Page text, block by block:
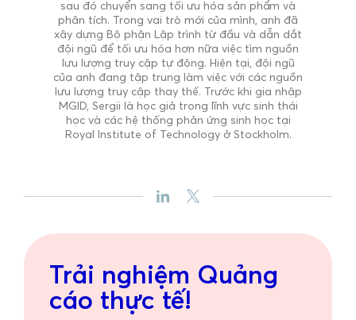
sau đó chuyển sang tối ưu hóa sản phẩm và
phân tích. Trong vai trò mới của mình, anh đã
xây dựng Bộ phận Lập trình từ đầu và dẫn dắt
đội ngũ để tối ưu hóa hơn nữa việc tìm nguồn
lưu lượng truy cập tự động. Hiện tại, đội ngũ
của anh đang tập trung làm việc với các nguồn
lưu lượng truy cập thay thế. Trước khi gia nhập
MGID, Sergii là học giả trong lĩnh vực sinh thái
học và các hệ thống phản ứng sinh học tại
Royal Institute of Technology ở Stockholm.
Trải nghiệm Quảng
cáo thực tế!